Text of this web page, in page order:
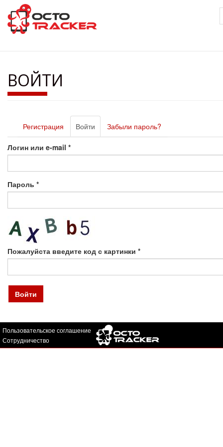
Перейти
основному
содержанию
ВОЙТИ
Главные
вкладки
Регистрация Войти (активная
вкладка)
Забыли пароль?
Логин или e-mail *
Пароль *
Пожалуйста введите код с картинки *
Войти
Пользовательское соглашение
Сотрудничество